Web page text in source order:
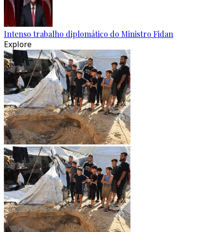
Intenso trabalho diplomático do Ministro Fidan
Explore